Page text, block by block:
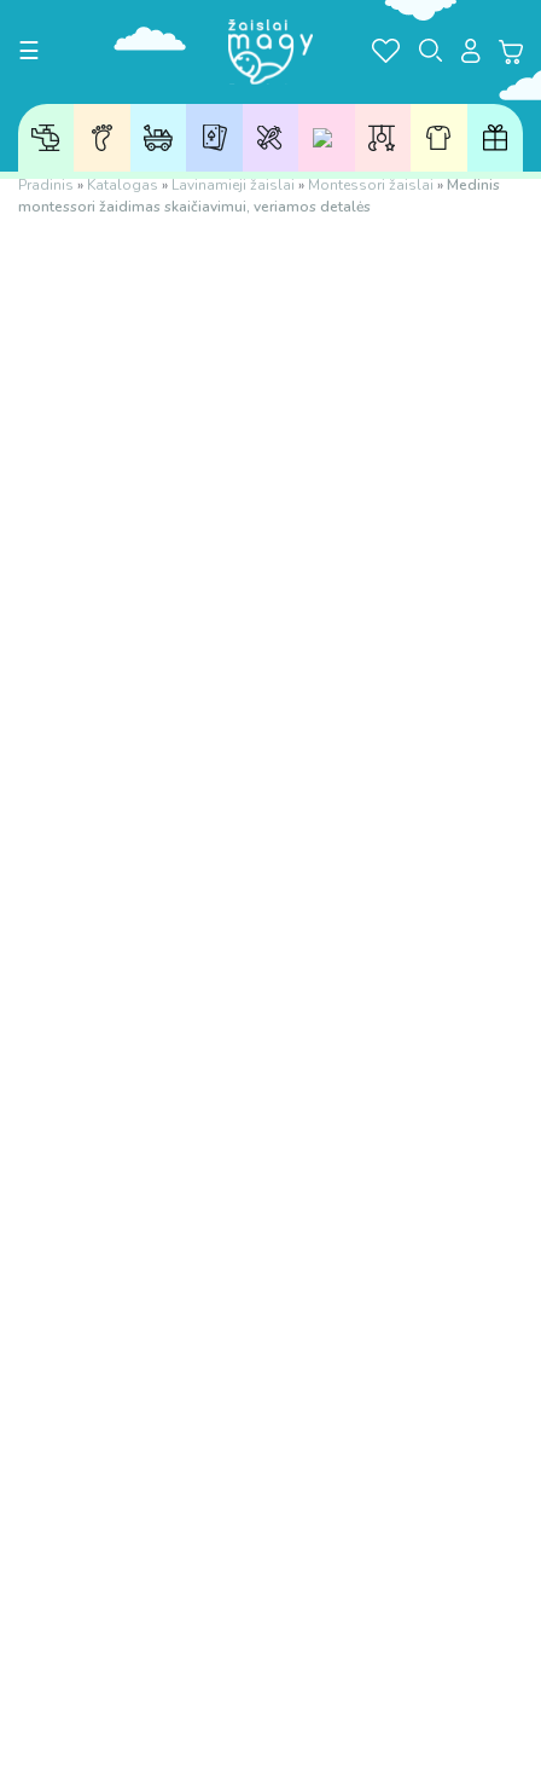
Toggle navigation
☰
Pradinis»Katalogas»Lavinamieji žaislai»Montessori žaislai»Medinis
montessori žaidimas skaičiavimui, veriamos detalės